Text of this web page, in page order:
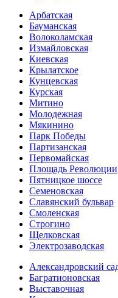
Арбатская
Бауманская
Волоколамская
Измайловская
Киевская
Крылатское
Кунцевская
Курская
Митино
Молодежная
Мякинино
Парк Победы
Партизанская
Первомайская
Площадь Революции
Пятницкое шоссе
Семеновская
Славянский бульвар
Смоленская
Строгино
Щелковская
Электро­заводская
Александ­ровский
Багратионовская
Выставочная